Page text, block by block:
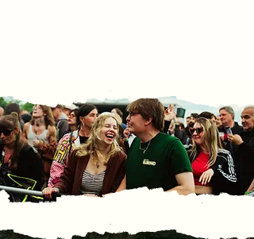
@lukasxvisuals